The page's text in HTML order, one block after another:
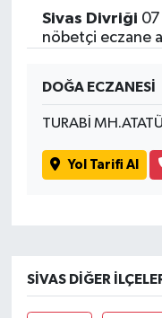
Sivas Divriği
nöbetçi eczane
DOĞA ECZANESİ
TURABİ
Yol Tarifi Al
SIVAS DIĞER
Spor
Yaşam